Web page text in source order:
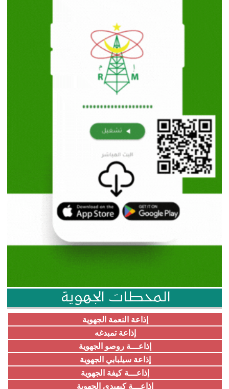
المحطات الجهوية
إذاعة النعمة الجهوية
إذاعة تمبدغه
إذاعـــة روصو الجهوية
إذاعة سيلبابي الجهوية
إذاعـــة كيفة الجهوية
إذاعـــة كيهيدي الجهوية